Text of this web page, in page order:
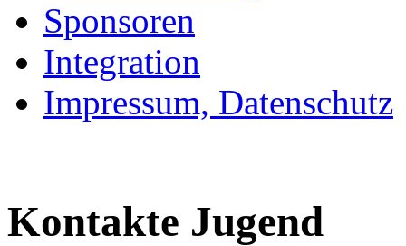
Sponsoren
Integration
Impressum, Datenschutz
Kontakte Jugend